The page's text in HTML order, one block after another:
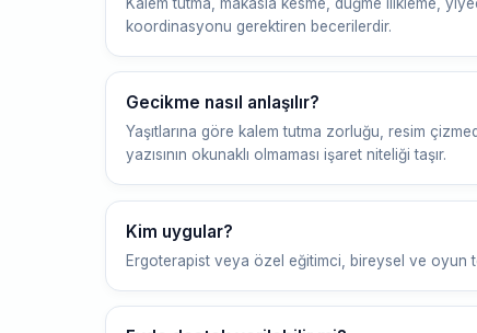
koordinasyonu gerektiren becerilerdir.
Gecikme nasıl anlaşılır?
Yaşıtlarına göre kalem tutma zorluğu, resim
yazısının okunaklı olmaması işaret niteliği taşır.
Kim uygular?
Ergoterapist veya özel eğitimci, bireysel ve oyun